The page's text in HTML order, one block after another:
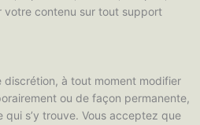
votre contenu sur tout support
discrétion, à tout moment modifier
ou de façon permanente,
s’y trouve. Vous acceptez que